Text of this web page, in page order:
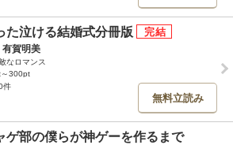
た泣ける結婚式分冊版
有賀明美
なロマンス
300pt
件
無料立読み
ゲ部の僕らが神ゲーを作るまで